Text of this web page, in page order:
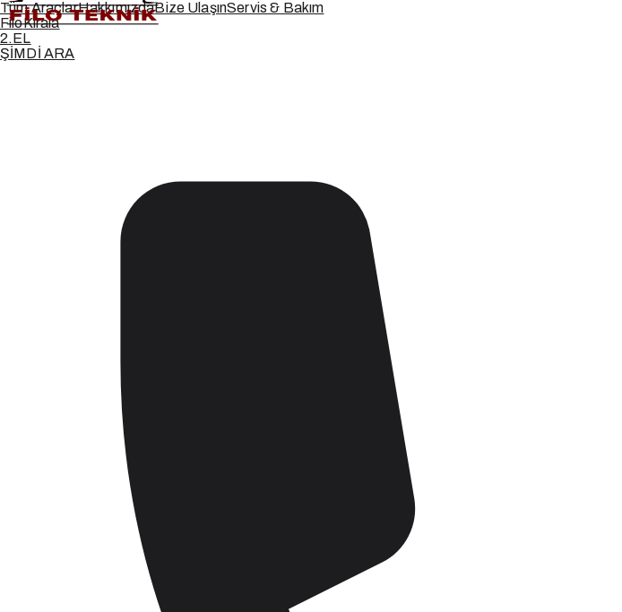
Tüm AraçlarHakkımızdaBize UlaşınServis & Bakım
FiloKirala
2.EL
ŞİMDİ ARA